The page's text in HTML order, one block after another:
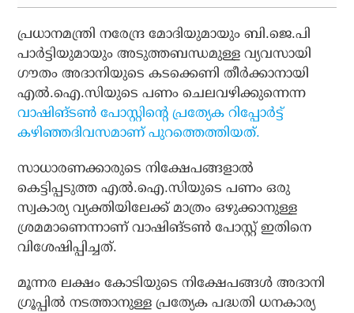
പ്രധാനമന്ത്രി നരേന്ദ്ര മോദിയുമായും ബി.ജെ.പി
പാര്‍ട്ടിയുമായും അടുത്തബന്ധമുള്ള വ്യവസായി
ഗൗതം അദാനിയുടെ കടക്കെണി തീര്‍ക്കാനായി
എല്‍.ഐ.സിയുടെ പണം ചെലവഴിക്കുന്നെന്ന
വാഷിങ്ടണ്‍ പോസ്റ്റിന്റെ പ്രത്യേക റിപ്പോര്‍ട്ട്
കഴിഞ്ഞദിവസമാണ് പുറത്തെത്തിയത്.
സാധാരണക്കാരുടെ നിക്ഷേപങ്ങളാല്‍
കെട്ടിപ്പടുത്ത എല്‍.ഐ.സിയുടെ പണം ഒരു
സ്വകാര്യ വ്യക്തിയിലേക്ക് മാത്രം ഒഴുക്കാനുള്ള
ശ്രമമാണെന്നാണ് വാഷിങ്ടണ്‍ പോസ്റ്റ് ഇതിനെ
വിശേഷിപ്പിച്ചത്.
മൂന്നര ലക്ഷം കോടിയുടെ നിക്ഷേപങ്ങള്‍ അദാനി
ഗ്രൂപ്പില്‍ നടത്താനുള്ള പ്രത്യേക പദ്ധതി ധനകാര്യ